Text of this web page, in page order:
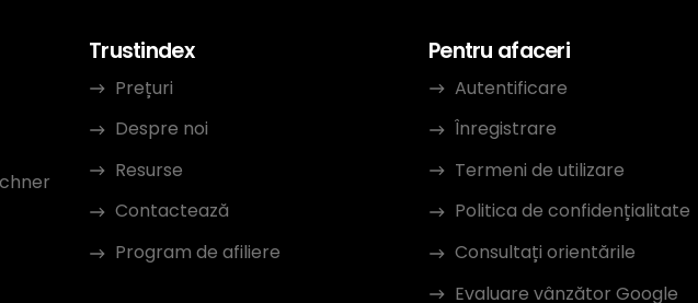
Trustindex
Prețuri
Despre noi
Resurse
Contactează
Program de afiliere
Pentru afaceri
Autentificare
Înregistrare
Termeni de utilizare
Politica de confidențialitate
Consultați orientările
Evaluare vânzător Google